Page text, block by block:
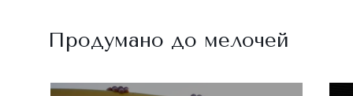
Продумано до мелочей